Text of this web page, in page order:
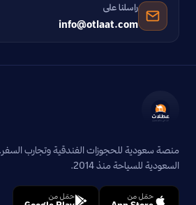
راسلنا على
info@otlaat.com
منصة سعودية للحجوزات الفندقية وتجارب
السعودية للسياحة منذ 2014.
حمّل من حمّل من